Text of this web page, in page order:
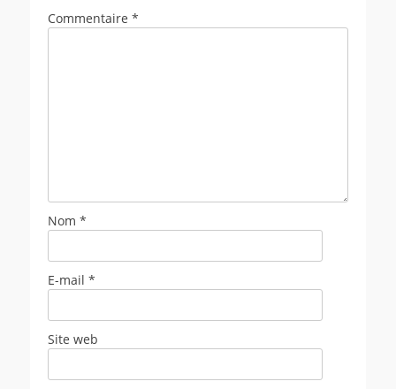
Commentaire *
Nom *
E-mail *
Site web